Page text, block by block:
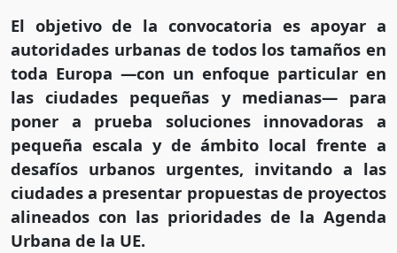
El objetivo de la convocatoria es apoyar a
autoridades urbanas de todos los tamaños en
toda Europa —con un enfoque particular en
las ciudades pequeñas y medianas— para
poner a prueba soluciones innovadoras a
pequeña escala y de ámbito local frente a
desafíos urbanos urgentes, invitando a las
ciudades a presentar propuestas de proyectos
alineados con las prioridades de la Agenda
Urbana de la UE.